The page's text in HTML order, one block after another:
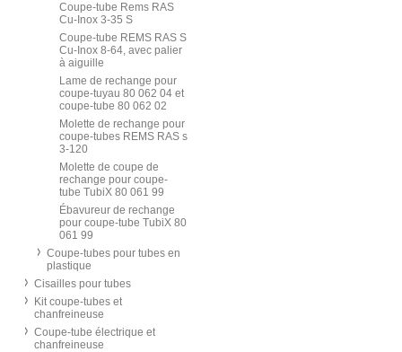
Coupe-tube Rems RAS
Cu-Inox 3-35 S
Coupe-tube REMS RAS S
Cu-Inox 8-64, avec palier
à aiguille
Lame de rechange pour
coupe-tuyau 80 062 04 et
coupe-tube 80 062 02
Molette de rechange pour
coupe-tubes REMS RAS s
3-120
Molette de coupe de
rechange pour coupe-
tube TubiX 80 061 99
Ébavureur de rechange
pour coupe-tube TubiX 80
061 99
Coupe-tubes pour tubes en
plastique
Cisailles pour tubes
Kit coupe-tubes et
chanfreineuse
Coupe-tube électrique et
chanfreineuse